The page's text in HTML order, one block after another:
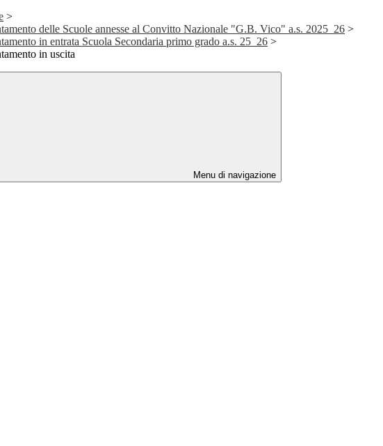
>
delle Scuole annesse al Convitto Nazionale "G.B. Vico" a.s. 2025_26 >
in entrata Scuola Secondaria primo grado a.s. 25_26 >
in uscita
Menu di navigazione